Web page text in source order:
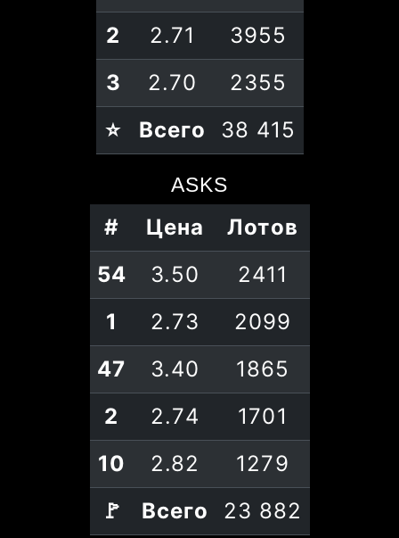
2
2.71
3955
3
2.70
2355
⭐
Всего 38 415
ASKS
# Цена
Лотов
54
3.50
2411
1
2.73
2099
47
3.40
1865
2
2.74
1701
10
2.82
1279
🚩
Всего 23 882